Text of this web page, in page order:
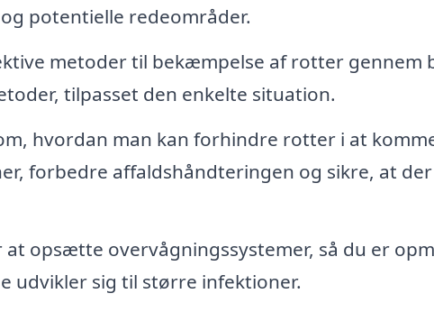
potentielle redeområder.
metoder til bekæmpelse af rotter gennem
tilpasset den enkelte situation.
hvordan man kan forhindre rotter i at
forbedre affaldshåndteringen og sikre, at
at opsætte overvågningssystemer, så du er
udvikler sig til større infektioner.